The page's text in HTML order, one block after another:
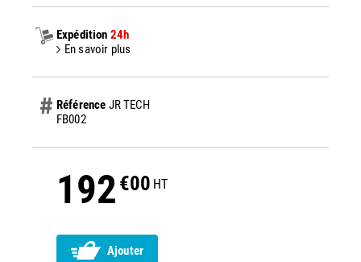
Expédition 24h
En savoir plus
Référence JR TECH
FB002
192 €00 HT
Ajouter